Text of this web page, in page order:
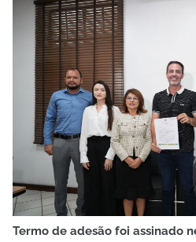
Termo de adesão foi assinado